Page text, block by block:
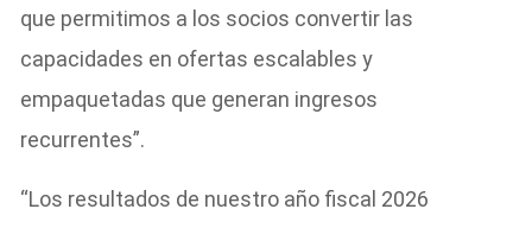
que permitimos a los socios convertir las
capacidades en ofertas escalables y
empaquetadas que generan ingresos
recurrentes”.
“Los resultados de nuestro año fiscal 2026